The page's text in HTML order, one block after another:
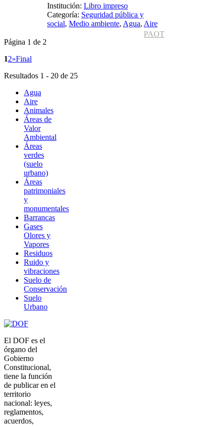
Institución: Libro impreso
Categoría: Seguridad pública y
social, Medio ambiente, Agua, Aire
PAOT
Página 1 de 2
12»Final
Resultados 1 - 20 de 25
Agua
Aire
Animales
Áreas de
Valor
Ambiental
Áreas
verdes
(suelo
urbano)
Áreas
patrimoniales
y
monumentales
Barrancas
Gases
Olores y
Vapores
Residuos
Ruido y
vibraciones
Suelo de
Conservación
Suelo
Urbano
El DOF es el
órgano del
Gobierno
Constitucional,
tiene la función
de publicar en el
territorio
nacional: leyes,
reglamentos,
acuerdos,